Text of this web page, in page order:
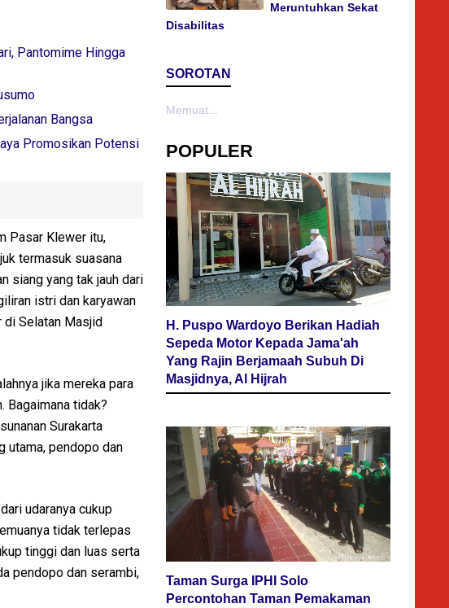
Pantomime Hingga
Bangsa
Promosikan Potensi
Pasar Klewer itu,
termasuk suasana
siang yang tak jauh dari
istri dan karyawan
di Selatan Masjid
jika mereka para
Bagaimana tidak?
Surakarta
utama, pendopo dan
udaranya cukup
tidak terlepas
tinggi dan luas serta
pendopo dan serambi,
Meruntuhkan Sekat
Disabilitas
SOROTAN
Memuat...
POPULER
H. Puspo Wardoyo Berikan Hadiah
Sepeda Motor Kepada Jama'ah
Yang Rajin Berjamaah Subuh Di
Masjidnya, Al Hijrah
Taman Surga IPHI Solo
Percontohan Taman Pemakaman